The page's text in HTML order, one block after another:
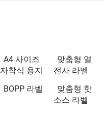
A4 사이즈
자착식 용지
맞춤형 열
전사 라벨
BOPP 라벨
맞춤형 핫
소스 라벨